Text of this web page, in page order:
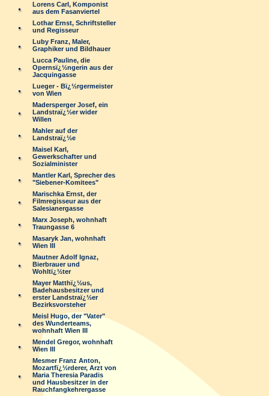
Lorens Carl, Komponist
aus dem Fasanviertel
Lothar Ernst, Schriftsteller
und Regisseur
Luby Franz, Maler,
Graphiker und Bildhauer
Lucca Pauline, die
Opernsï¿½ngerin aus der
Jacquingasse
Lueger - Bï¿½rgermeister
von Wien
Madersperger Josef, ein
Landstraï¿½er wider
Willen
Mahler auf der
Landstraï¿½e
Maisel Karl,
Gewerkschafter und
Sozialminister
Mantler Karl, Sprecher des
"Siebener-Komitees"
Marischka Ernst, der
Filmregisseur aus der
Salesianergasse
Marx Joseph, wohnhaft
Traungasse 6
Masaryk Jan, wohnhaft
Wien III
Mautner Adolf Ignaz,
Bierbrauer und
Wohltï¿½ter
Mayer Matthï¿½us,
Badehausbesitzer und
erster Landstraï¿½er
Bezirksvorsteher
Meisl Hugo, der "Vater"
des Wunderteams,
wohnhaft Wien III
Mendel Gregor, wohnhaft
Wien III
Mesmer Franz Anton,
Mozartfï¿½rderer, Arzt von
Maria Theresia Paradis
und Hausbesitzer in der
Rauchfangkehrergasse